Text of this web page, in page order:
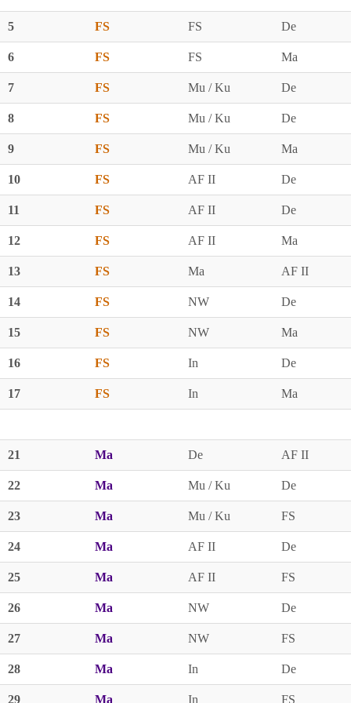
5 FS FS De
6 FS FS Ma
7 FS Mu / Ku De
8 FS Mu / Ku De
9 FS Mu / Ku Ma
10 FS AF II De
11 FS AF II De
12 FS AF II Ma
13 FS Ma AF II
14 FS NW De
15 FS NW Ma
16 FS In De
17 FS In Ma
21 Ma De AF II
22 Ma Mu / Ku De
23 Ma Mu / Ku FS
24 Ma AF II De
25 Ma AF II FS
26 Ma NW De
27 Ma NW FS
28 Ma In De
29 Ma In FS